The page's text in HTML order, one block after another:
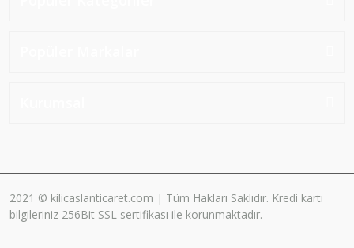
2021 © kilicaslanticaret.com | Tüm Hakları Saklıdır. Kredi kartı
bilgileriniz 256Bit SSL sertifikası ile korunmaktadır.